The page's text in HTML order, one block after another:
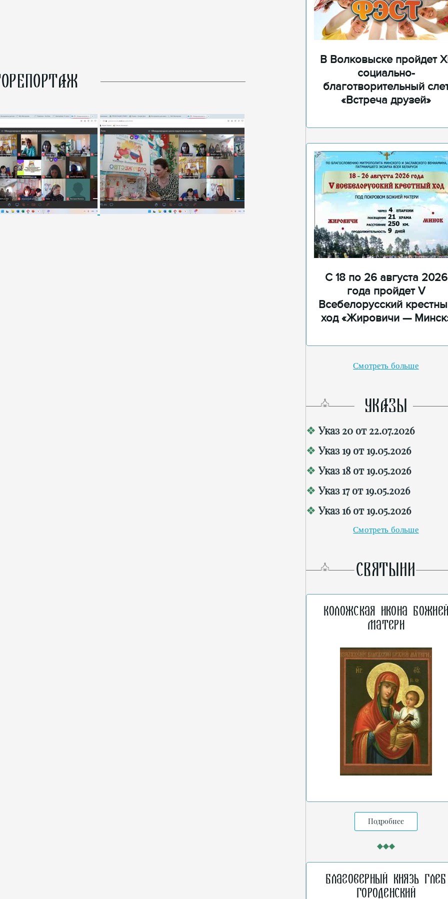
В Волковыске пройдет
социально-
благотворительный
«Встреча друзей»
С 18 по 26 августа 2026
года пройдет V
Всебелорусский
ход «Жировичи —
Смотреть больше
УКАЗЫ
Указ 20 от 22.07.2026
Указ 19 от 19.05.2026
Указ 18 от 19.05.2026
Указ 17 от 19.05.2026
Указ 16 от 19.05.2026
Смотреть больше
СВЯТЫНИ
Коложская икона
Матери
Подробнее
Благоверный князь Глеб
Городенский